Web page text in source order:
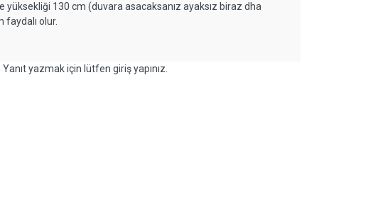
yüksekliği 130 cm (duvara asacaksanız ayaksız biraz dha
faydalı olur.
yazmak için lütfen giriş yapınız.